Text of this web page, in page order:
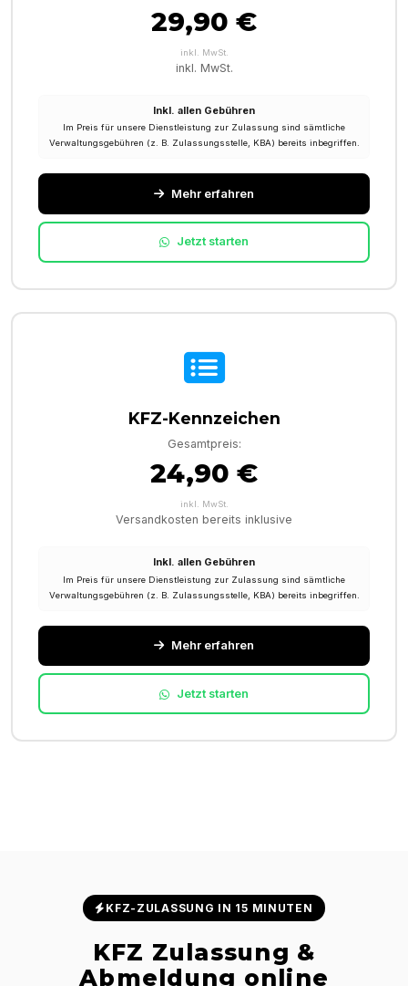
29,90 €
inkl. MwSt.
inkl. MwSt.
Inkl. allen Gebühren
Im Preis für unsere Dienstleistung zur Zulassung sind sämtliche
Verwaltungsgebühren (z. B. Zulassungsstelle, KBA) bereits inbegriffen.
Mehr erfahren
Jetzt starten
KFZ-Kennzeichen
Gesamtpreis:
24,90 €
inkl. MwSt.
Versandkosten bereits inklusive
Inkl. allen Gebühren
Im Preis für unsere Dienstleistung zur Zulassung sind sämtliche
Verwaltungsgebühren (z. B. Zulassungsstelle, KBA) bereits inbegriffen.
Mehr erfahren
Jetzt starten
KFZ-ZULASSUNG IN 15 MINUTEN
KFZ Zulassung &
Abmeldung online